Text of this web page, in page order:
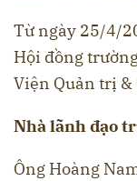
Từ ngày 25/4/
Hội đồng
Viện Quản trị &
Nhà lãnh đạo
Ông Hoàng